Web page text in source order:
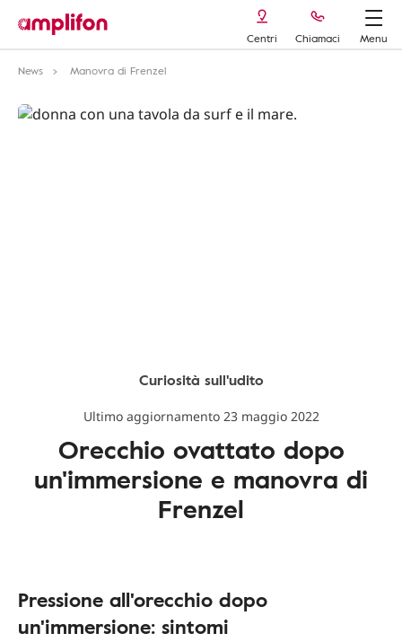
Centri Chiamaci
Menu
News
Manovra di Frenzel
Curiosità sull'udito
Ultimo aggiornamento 23 maggio 2022
Orecchio ovattato dopo
un'immersione e manovra di
Frenzel
Pressione all'orecchio dopo
un'immersione: sintomi